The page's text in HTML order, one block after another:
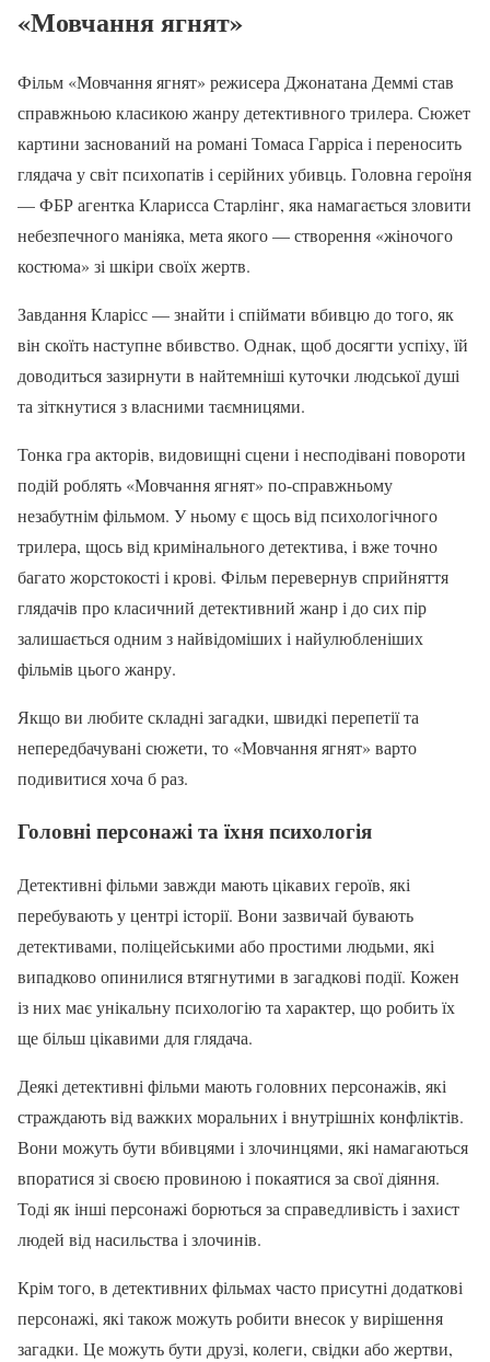
«Мовчання ягнят»
Фільм «Мовчання ягнят» режисера Джонатана Деммі став
справжньою класикою жанру детективного трилера. Сюжет
картини заснований на романі Томаса Гарріса і переносить
глядача у світ психопатів і серійних убивць. Головна героїня
— ФБР агентка Кларисса Старлінг, яка намагається зловити
небезпечного маніяка, мета якого — створення «жіночого
костюма» зі шкіри своїх жертв.
Завдання Кларісс — знайти і спіймати вбивцю до того, як
він скоїть наступне вбивство. Однак, щоб досягти успіху, їй
доводиться зазирнути в найтемніші куточки людської душі
та зіткнутися з власними таємницями.
Тонка гра акторів, видовищні сцени і несподівані повороти
подій роблять «Мовчання ягнят» по-справжньому
незабутнім фільмом. У ньому є щось від психологічного
трилера, щось від кримінального детектива, і вже точно
багато жорстокості і крові. Фільм перевернув сприйняття
глядачів про класичний детективний жанр і до сих пір
залишається одним з найвідоміших і найулюбленіших
фільмів цього жанру.
Якщо ви любите складні загадки, швидкі перепетії та
непередбачувані сюжети, то «Мовчання ягнят» варто
подивитися хоча б раз.
Головні персонажі та їхня психологія
Детективні фільми завжди мають цікавих героїв, які
перебувають у центрі історії. Вони зазвичай бувають
детективами, поліцейськими або простими людьми, які
випадково опинилися втягнутими в загадкові події. Кожен
із них має унікальну психологію та характер, що робить їх
ще більш цікавими для глядача.
Деякі детективні фільми мають головних персонажів, які
страждають від важких моральних і внутрішніх конфліктів.
Вони можуть бути вбивцями і злочинцями, які намагаються
впоратися зі своєю провиною і покаятися за свої діяння.
Тоді як інші персонажі борються за справедливість і захист
людей від насильства і злочинів.
Крім того, в детективних фільмах часто присутні додаткові
персонажі, які також можуть робити внесок у вирішення
загадки. Це можуть бути друзі, колеги, свідки або жертви,